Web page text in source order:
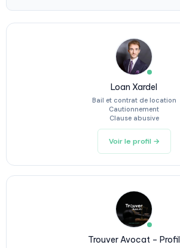
Loan Xardel
Bail et contrat de location
Cautionnement
Clause abusive
Voir le profil →
Trouver Avocat – Profil